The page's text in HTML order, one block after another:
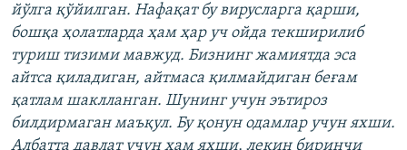
йўлга қўйилган. Нафақат бу вирусларга қарши,
бошқа ҳолатларда ҳам ҳар уч ойда текширилиб
туриш тизими мавжуд. Бизнинг жамиятда эса
айтса қиладиган, айтмаса қилмайдиган беғам
қатлам шаклланган. Шунинг учун эътироз
билдирмаган маъқул. Бу қонун одамлар учун яхши.
Албатта давлат учун ҳам яхши, лекин биринчи